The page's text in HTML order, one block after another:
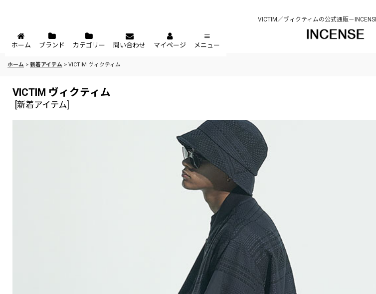
VICTIM／ヴィクティムの公式通販－
ホーム ブランド カテゴリー 問い合わせ マイページ メニュー
ホーム > 新着アイテム > VICTIM ヴィクティム
VICTIM ヴィクティム
新着アイテム